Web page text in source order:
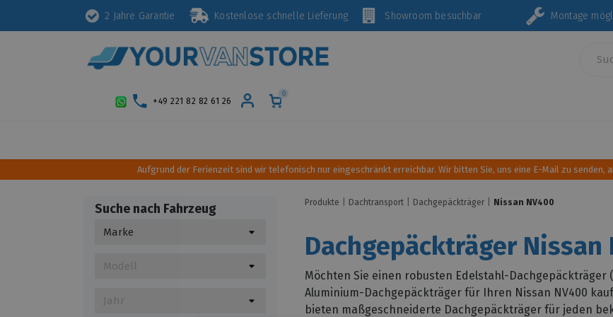
2 Jahre Garantie Kostenlose schnelle Lieferung Showroom besuchbar
+49 221 82 82 61 26
0
Aufgrund der Ferienzeit sind wir telefonisch nur eingeschränkt erreichbar. Wir bitten Sie, uns eine E-Mail zu senden,
Suche nach Fahrzeug Produkte Dachtransport Dachgepäckträger Nissan NV400
Dachgepäckträger Nissan
Möchten Sie einen robusten Edelstahl-Dachgepäckträger
Aluminium-Dachgepäckträger für Ihren Nissan NV400
bieten maßgeschneiderte Dachgepäckträger für jeden